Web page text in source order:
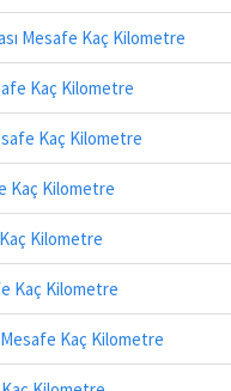
Mesafe Kaç Kilometre
Kaç Kilometre
Kaç Kilometre
Kaç Kilometre
Kilometre
Kaç Kilometre
Mesafe Kaç Kilometre